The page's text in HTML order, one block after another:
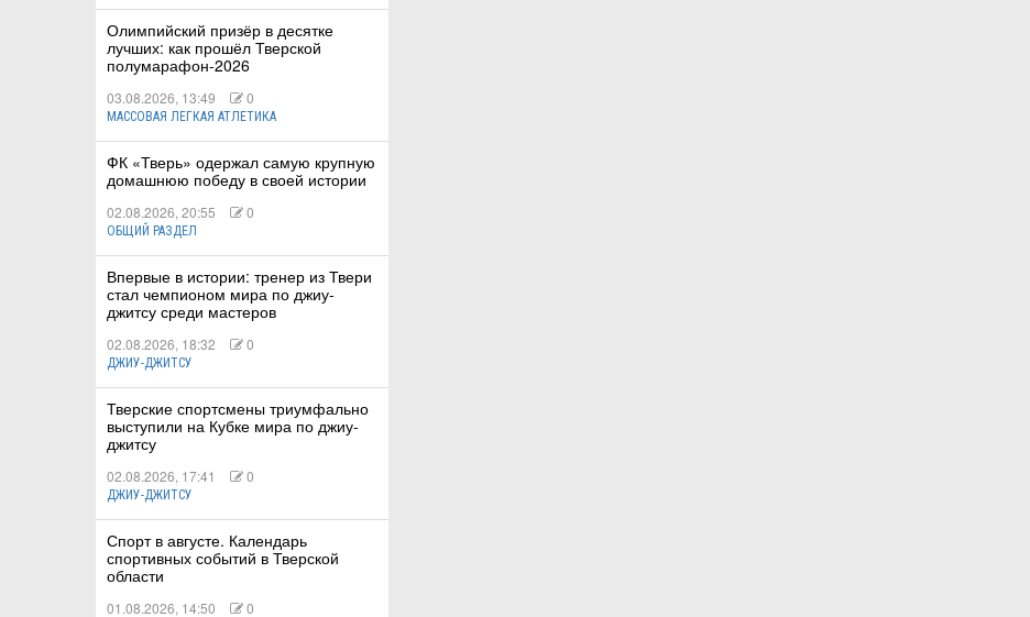
Олимпийский призёр в десятке
лучших: как прошёл Тверской
полумарафон-2026
03.08.2026, 13:49 0
МАССОВАЯ ЛЕГКАЯ АТЛЕТИКА
ФК «Тверь» одержал самую крупную
домашнюю победу в своей истории
02.08.2026, 20:55 0
ОБЩИЙ РАЗДЕЛ
Впервые в истории: тренер из Твери
стал чемпионом мира по джиу-
джитсу среди мастеров
02.08.2026, 18:32 0
ДЖИУ-ДЖИТСУ
Тверские спортсмены триумфально
выступили на Кубке мира по джиу-
джитсу
02.08.2026, 17:41 0
ДЖИУ-ДЖИТСУ
Спорт в августе. Календарь
спортивных событий в Тверской
области
01.08.2026, 14:50 0